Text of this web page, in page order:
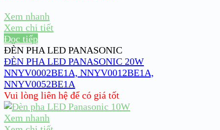
Xem nhanh
Xem chi tiết
Đọc tiếp
ĐÈN PHA LED PANASONIC
ĐÈN PHA LED PANASONIC 20W
NNYV0002BE1A, NNYV0012BE1A,
NNYV0052BE1A
Vui lòng liên hệ để có giá tốt
Xem nhanh